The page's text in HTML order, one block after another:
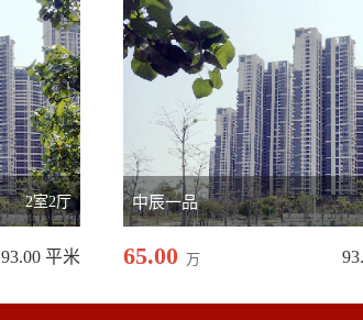
2室2厅
93.00 平米
中辰一品
65.00 万